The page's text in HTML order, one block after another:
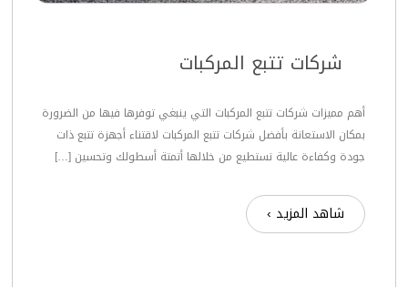
شركات تتبع المركبات
أهم مميزات شركات تتبع المركبات التي ينبغي توفرها فيها من الضرورة
بمكان الاستعانة بأفضل شركات تتبع المركبات لاقتناء أجهزة تتبع ذات
جودة وكفاءة عالية تستطيع من خلالها أتمتة أسطولك وتحسين […]
شاهد المزيد ›